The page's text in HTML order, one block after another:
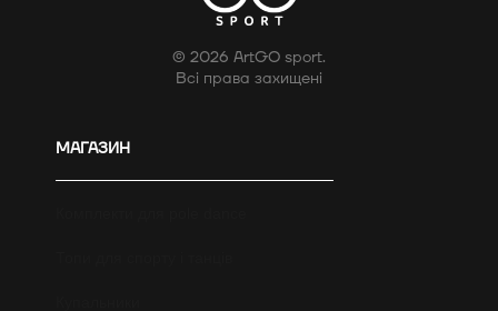
© 2026 ArtGO sport.
Всі права захищені
МАГАЗИН